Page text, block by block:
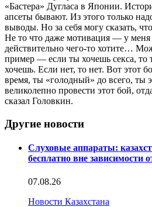
«Бастера» Дугласа в Японии.
апсеты бывают. Из этого только
выводы. Но за себя могу сказать,
Не то что даже мотивация — у меня
действительно чего-то хотите…
пример — если ты хочешь секса, то
хочешь. Если нет, то нет. Вот этот
время, ты «голодный» до всего, ты
великолепно провести этот бой,
сказал Головкин.
Другие новости
Слуховые аппараты:
бесплатно вне зависимости
07.08.26
Новости Казахстана